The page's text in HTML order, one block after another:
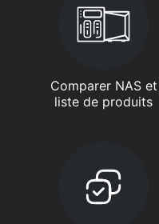
Comparer NAS et
liste de produits